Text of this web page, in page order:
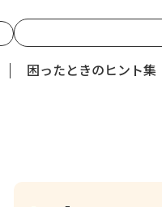
困ったときのヒント集